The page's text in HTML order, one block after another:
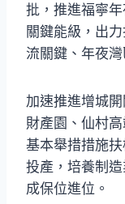
批，推進福寧
關鍵能級，出
流關鍵、年夜
加速推進增城
財產園、仙村
基本舉措措施
投產，培養制
成保位進位。